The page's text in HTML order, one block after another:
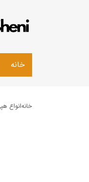
خانه
خانهانواع